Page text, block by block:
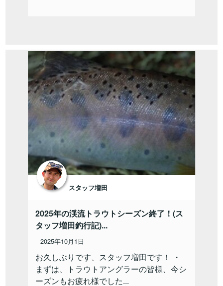
スタッフ増田
2025年の渓流トラウトシーズン終了！(ス
タッフ増田釣行記)...
2025年10月1日
お久しぶりです、スタッフ増田です！ ・
まずは、トラウトアングラーの皆様、今シ
ーズンもお疲れ様でした...